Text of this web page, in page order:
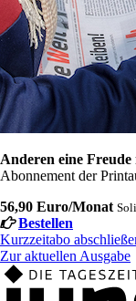
Anderen eine Freude
Abonnement der
56,90 Euro/Monat
Bestellen
Kurzzeitabo
Zur aktuellen Ausgabe